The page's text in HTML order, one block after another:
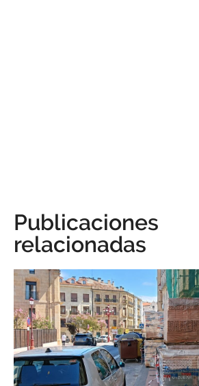
Publicaciones
relacionadas